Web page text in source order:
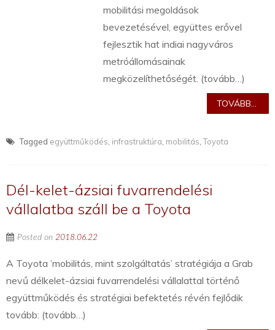
mobilitási megoldások
bevezetésével, együttes erővel
fejlesztik hat indiai nagyváros
metróállomásainak
megközelíthetőségét. (tovább…)
TOVÁBB...
Tagged együttműködés infrastruktúra mobilitás ,Toyota
Dél-kelet-ázsiai fuvarrendelési
vállalatba száll be a Toyota
Posted on 2018.06.22
A Toyota ’mobilitás, mint szolgáltatás’ stratégiája a Grab
nevű délkelet-ázsiai fuvarrendelési vállalattal történő
együttműködés és stratégiai befektetés révén fejlődik
tovább: (tovább…)